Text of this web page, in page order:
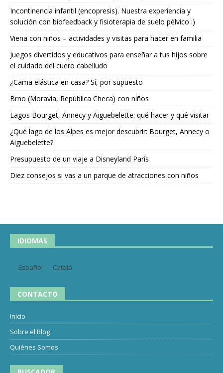
Incontinencia infantil (encopresis). Nuestra experiencia y
solución con biofeedback y fisioterapia de suelo pélvico :)
Viena con niños – actividades y visitas para hacer en familia
Juegos divertidos y educativos para enseñar a tus hijos sobre
el cuidado del cuero cabelludo
¿Cama elástica en casa? Sí, por supuesto
Brno (Moravia, República Checa) con niños
Lagos Bourget, Annecy y Aiguebelette: qué hacer y qué visitar
¿Qué lago de los Alpes es mejor descubrir: Bourget, Annecy o
Aiguebelette?
Presupuesto de un viaje a Disneyland París
Diez consejos si vas a un parque de atracciones con niños
IDIOMAS
Español Català
CONTACTO
Inicio
Sobre el Blog
Quiénes Somos